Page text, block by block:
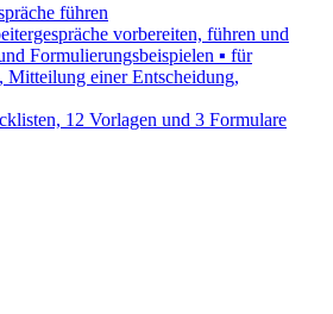
führen
vorbereiten, führen und
Formulierungsbeispielen ▪ für
einer Entscheidung,
12 Vorlagen und 3 Formulare